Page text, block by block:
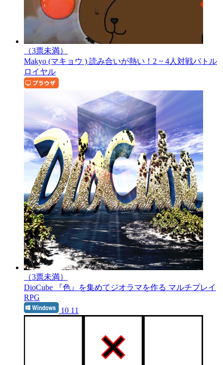
（3票未満）
Makyo (マキョウ ) 読み合いが熱い！2 ~ 4人対戦バトル
ロイヤル
（3票未満）
DioCube
『色』を集めてジオラマを作る マルチプレイ
RPG
10 11